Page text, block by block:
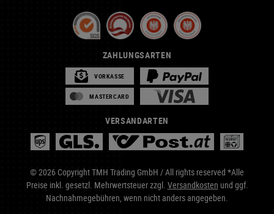
ZAHLUNGSARTEN
VORKASSE
MASTERCARD
VERSANDARTEN
© 2026 Copyright TMH Trading GmbH / All rights reserved *Alle
Preise inkl. gesetzl. Mehrwertsteuer zzgl. Versandkosten und ggf.
Nachnahmegebühren, wenn nicht anders angegeben.